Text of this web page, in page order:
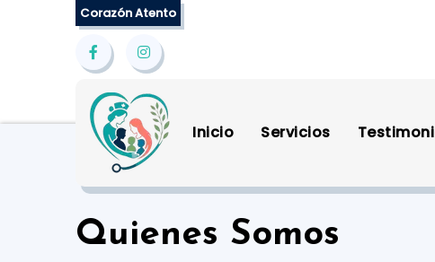
Corazón Atento
Inicio Servicios
Quienes Somos